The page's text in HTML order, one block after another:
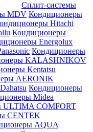
Сплит-системы
MDV Кондиционеры
Hitachi
Кондиционеры
Energolux
Кондиционеры
KALASHNIKOV
Kentatsu
AERONIK
Кондиционеры
Midea
ULTIMA COMFORT
CENTEK
AQUA